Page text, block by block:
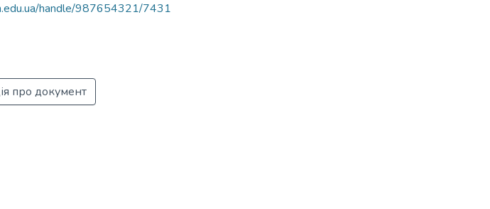
handle/987654321/7431
про документ